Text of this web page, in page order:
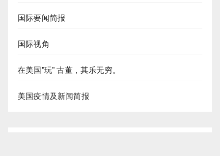
国际要闻简报
国际视角
在美国”玩” 古董，其乐无穷。
美国疫情及新闻简报